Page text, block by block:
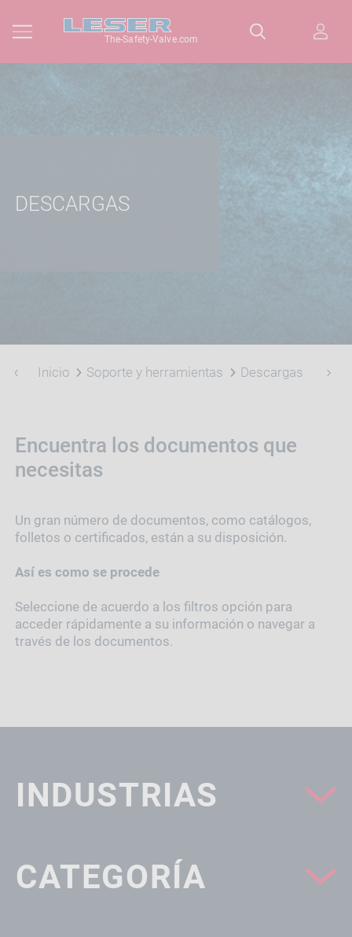
The-Safety-Valve.com
DESCARGAS
Inicio Soporte y herramientas Descargas
Encuentra los documentos que
necesitas
Un gran número de documentos, como catálogos,
folletos o certificados, están a su disposición.
Así es como se procede
Seleccione de acuerdo a los filtros opción para
acceder rápidamente a su información o navegar a
través de los documentos.
INDUSTRIAS
CATEGORÍA